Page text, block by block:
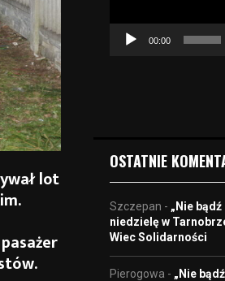
lot
e
o
00:00
OSTATNIE
Szczepan - „Nie
niedzielę w
Wiec Solidarności
Pierogowa - „Nie